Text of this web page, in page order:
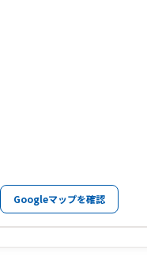
Googleマップを確認